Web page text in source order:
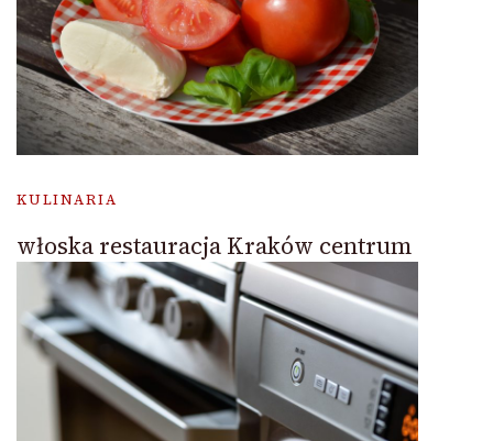
KULINARIA
włoska restauracja Kraków centrum